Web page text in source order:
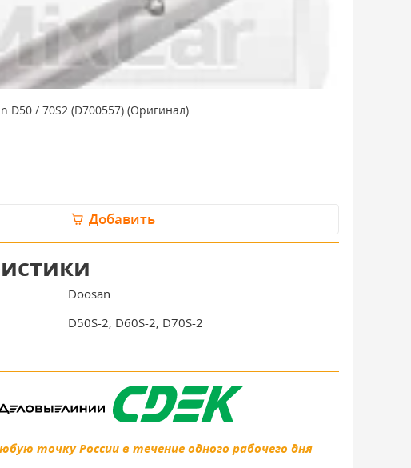
/ 70S2 (D700557) (Оригинал)
Добавить
Doosan
D50S-2, D60S-2, D70S-2
точку России в течение одного рабочего дня